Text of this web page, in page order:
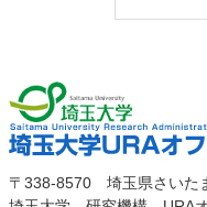
埼玉大
学
埼玉大学
〒338-8570 埼玉県さいた